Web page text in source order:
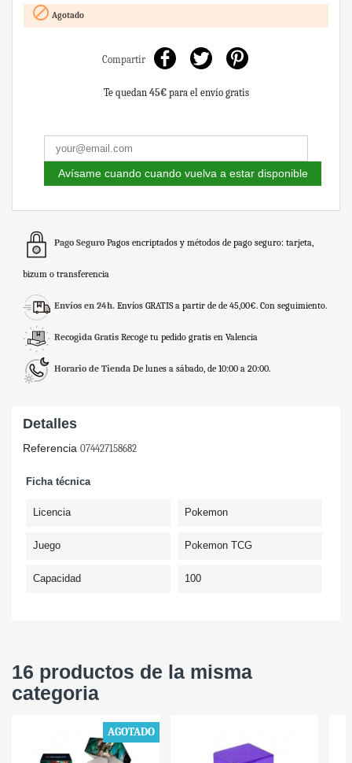
 Agotado
Compartir
Te quedan 45€para el envío gratis
Avísame cuando cuando vuelva a estar disponible
Pago Seguro Pagos encriptados y métodos de pago seguro: tarjeta,
bizum o transferencia
Envíos en 24h. Envíos GRATIS a partir de de 45,00€. Con seguimiento.
Recogida Gratis Recoge tu pedido gratis en Valencia
Horario de Tienda De lunes a sábado, de 10:00 a 20:00.
Detalles
Referencia 074427158682
Ficha técnica
Licencia Pokemon
Juego Pokemon TCG
Capacidad 100
16 productos de la misma
categoria
AGOTADO